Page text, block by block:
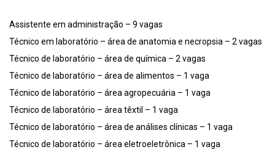
Assistente em administração – 9 vagas
Técnico em laboratório – área de anatomia e necropsia – 2 vagas
Técnico de laboratório – área de química – 2 vagas
Técnico de laboratório – área de alimentos – 1 vaga
Técnico de laboratório – área agropecuária – 1 vaga
Técnico de laboratório – área têxtil – 1 vaga
Técnico de laboratório – área de análises clínicas – 1 vaga
Técnico de laboratório – área eletroeletrônica – 1 vaga